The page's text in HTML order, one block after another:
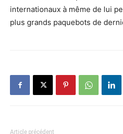
internationaux à même de lui
plus grands paquebots de
Article précédent